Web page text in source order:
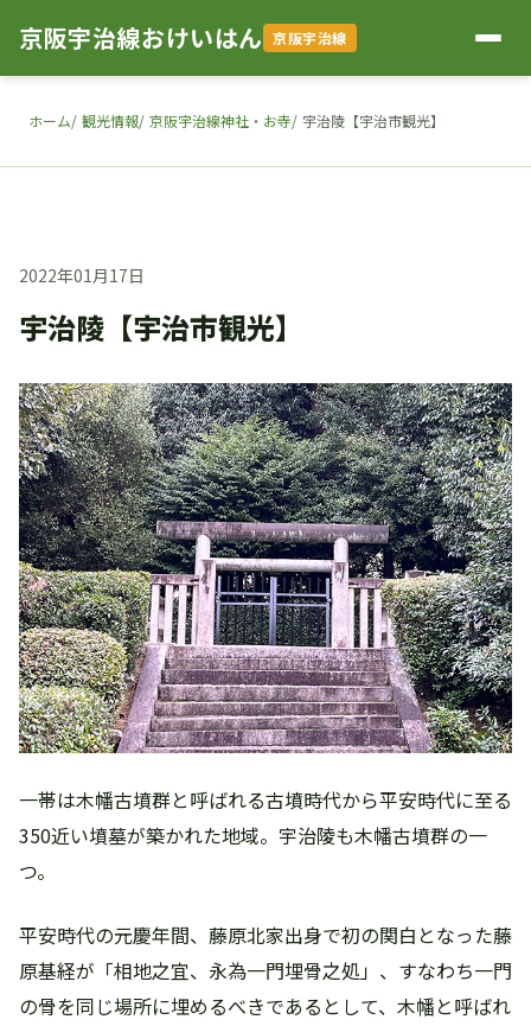
京阪宇治線おけいはん 京阪宇治線
ホーム 観光情報 京阪宇治線神社・お寺 宇治陵【宇治市観光】
2022年01月17日
宇治陵【宇治市観光】
一帯は木幡古墳群と呼ばれる古墳時代から平安時代に至る
350近い墳墓が築かれた地域。宇治陵も木幡古墳群の一
つ。
平安時代の元慶年間、藤原北家出身で初の関白となった藤
原基経が「相地之宜、永為一門埋骨之処」、すなわち一門
の骨を同じ場所に埋めるべきであるとして、木幡と呼ばれ